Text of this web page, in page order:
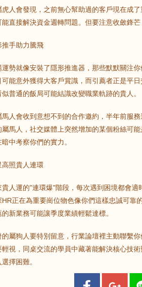
人會發現，之前無心幫助過的客戶現在成
直接解決資金週轉問題。但要注意收斂鋒
手助力騰飛
勢就像安裝了隱形推進器，那些默默關注
能意外獲得大客戶賞識，而引薦者正是平
普通的飯局可能結識改變職業軌跡的貴人。
馬人會收到意想不到的合作邀約，半年前服
馬人，社交媒體上突然增加的某個粉絲可
中考察你們的實力。
照貴人連環
人運的"連環爆"階段，每次遇到困境都會
正在為重要崗位物色像你們這樣忠誠可靠
新業務可能讓季度業績輕鬆達標。
屬狗人要特別留意，行業論壇裡主動聯繫
視，同桌交流的學員中藏著能解決核心技
擇困難。